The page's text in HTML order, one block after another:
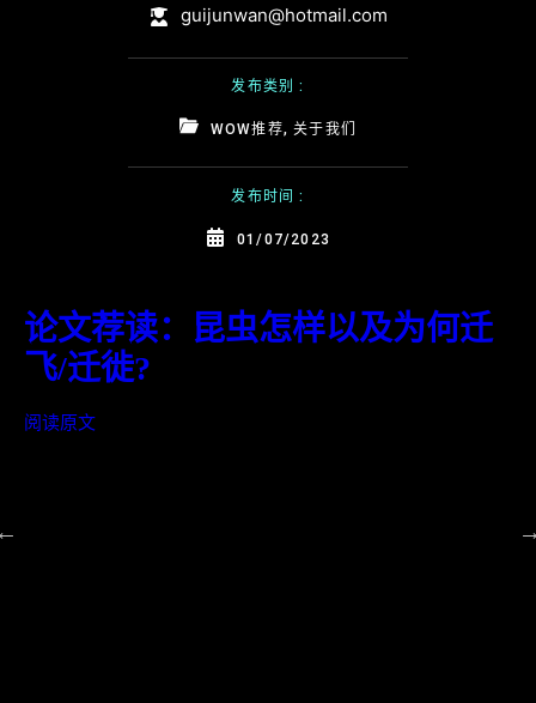
guijunwan@hotmail.com
发布类别 :
WOW推荐,关于我们
发布时间 :
01/07/2023
论文荐读：个体追踪揭示了一种
夜行性迁飞天蛾长距离飞行路径
控制策略
论文荐读：昆虫怎样以及为何迁
飞/迁徙?
阅读原文
论文荐读：隐花色素蛋白介导迁
飞昆虫帝王蝶依赖光的磁倾角磁
感应
论文荐读：东亚季风模式变化导
致一种全球重大水稻害虫的迁飞
和丰度改变
论文荐读：地球磁场和地理标志
物共同操控澳大利亚波贡夜蛾的
迁徙性迁飞行为
论文荐读：迁徙动物的远距离导
航和磁感受
阅读原文
论文荐读：昆虫翅多型性的分子
机制
阅读原文
论文荐读: 草地贪夜蛾的入侵、生
物学、生态学与防治
阅读原文
哇, 迁飞!! Wow, Migration!!
阅读原文